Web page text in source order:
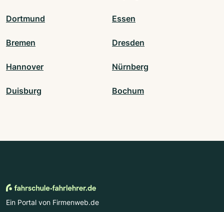
Dortmund Essen
Bremen Dresden
Hannover Nürnberg
Duisburg Bochum
Ein Portal von Firmenweb.de